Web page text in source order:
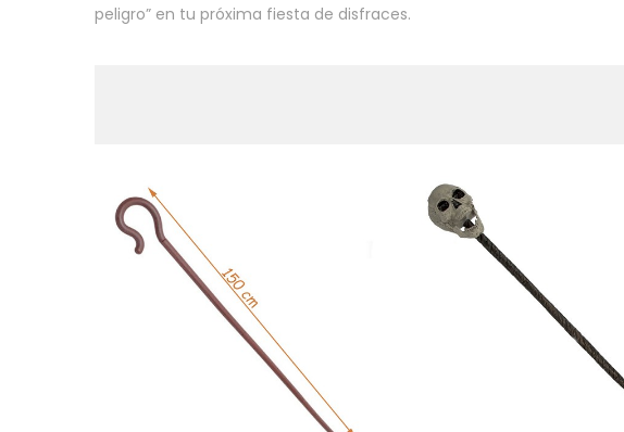
peligro” en tu próxima fiesta de disfraces.